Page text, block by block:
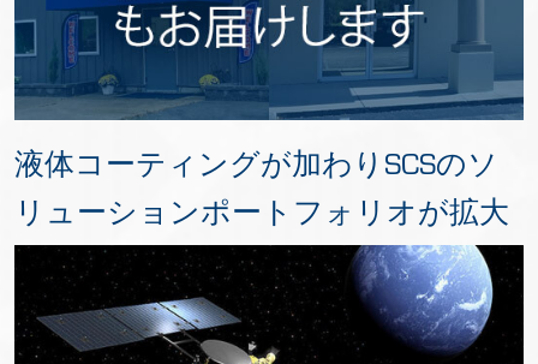
液体コーティングが加わりSCSのソ
リューションポートフォリオが拡大